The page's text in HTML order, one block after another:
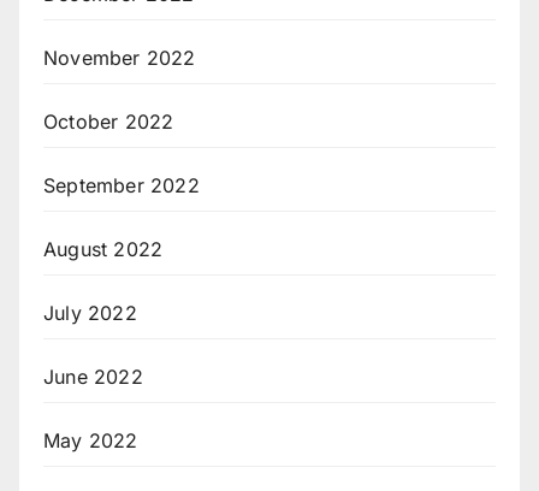
November 2022
October 2022
September 2022
August 2022
July 2022
June 2022
May 2022